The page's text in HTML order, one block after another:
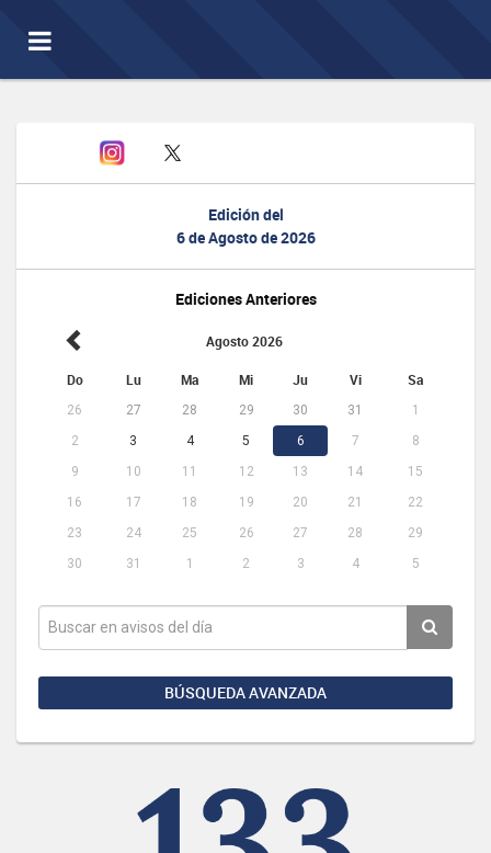
Toggle
navigation
Edición del
6 de Agosto de 2026
Ediciones Anteriores
Agosto 2026
Do Lu Ma Mi Ju Vi Sa
26 27 28 29 30 31
1
2
3 4 5 6 7
8
9
10 11 12 13 14
15
16
17 18 19 20 21
22
23
24 25 26 27 28
29
30
31 1 2 3 4 5
BÚSQUEDA AVANZADA